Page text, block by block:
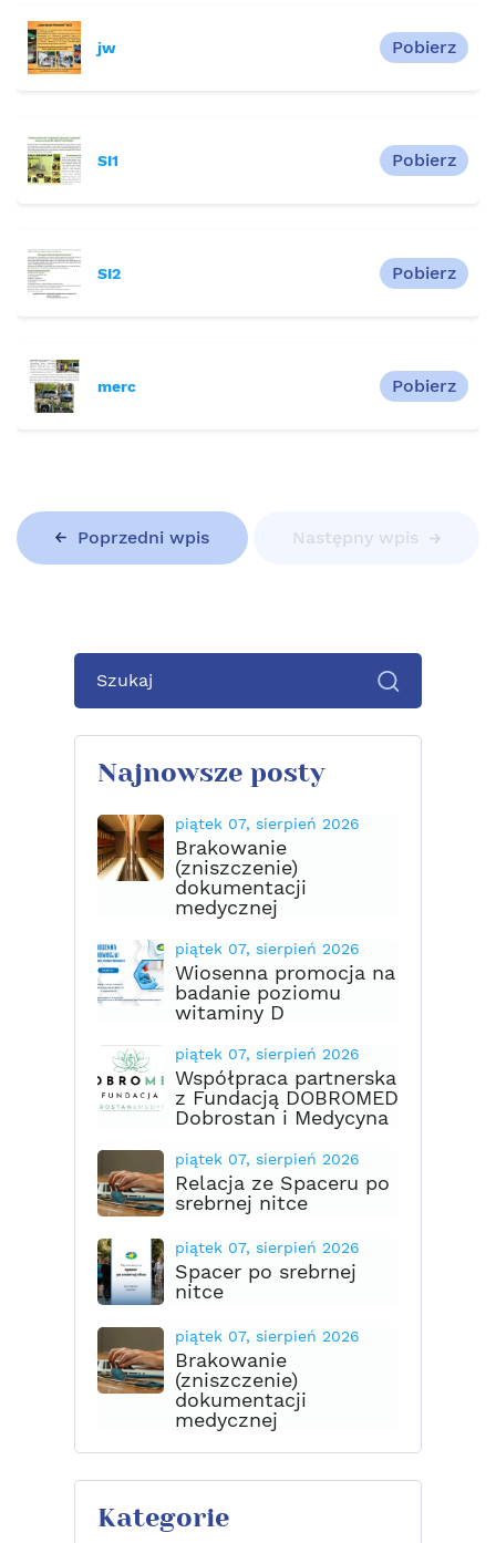
jw Pobierz
SI1 Pobierz
SI2 Pobierz
merc Pobierz
Poprzedni wpis Następny wpis
Najnowsze posty
piątek 07, sierpień 2026
Brakowanie
(zniszczenie)
dokumentacji
medycznej
piątek 07, sierpień 2026
Wiosenna promocja na
badanie poziomu
witaminy D
piątek 07, sierpień 2026
Współpraca partnerska
z Fundacją DOBROMED
Dobrostan i Medycyna
piątek 07, sierpień 2026
Relacja ze Spaceru po
srebrnej nitce
piątek 07, sierpień 2026
Spacer po srebrnej
nitce
piątek 07, sierpień 2026
Brakowanie
(zniszczenie)
dokumentacji
medycznej
Kategorie